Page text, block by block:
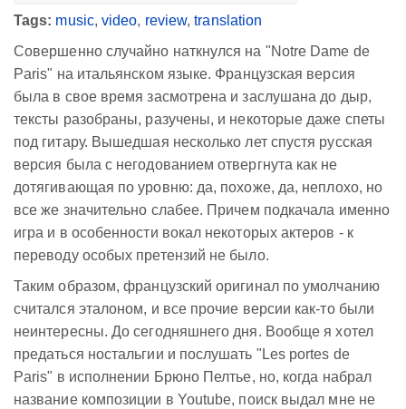
Tags: music,video, review,translation
Совершенно случайно наткнулся на "Notre Dame de
Paris" на итальянском языке. Французская версия
была в свое время засмотрена и заслушана до дыр,
тексты разобраны, разучены, и некоторые даже спеты
под гитару. Вышедшая несколько лет спустя русская
версия была с негодованием отвергнута как не
дотягивающая по уровню: да, похоже, да, неплохо, но
все же значительно слабее. Причем подкачала именно
игра и в особенности вокал некоторых актеров - к
переводу особых претензий не было.
Таким образом, французский оригинал по умолчанию
считался эталоном, и все прочие версии как-то были
неинтересны. До сегодняшнего дня. Вообще я хотел
предаться ностальгии и послушать "Les portes de
Paris" в исполнении Брюно Пелтье, но, когда набрал
название композиции в Youtube, поиск выдал мне не